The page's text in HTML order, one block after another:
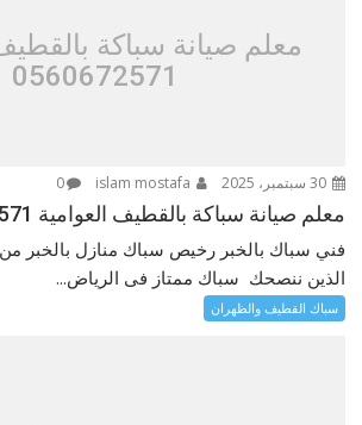
معلم صيانة سباكة
0560672571
30 سبتمبر، 2025 0
معلم صيانة سباكة بالقطيف العوامية 0560672571
فني سباك بالخبر رخيص سباك منازل بالخبر من
الذين ننصحك سباك ممتاز فى الرياض...
سباك القطيف والظهران